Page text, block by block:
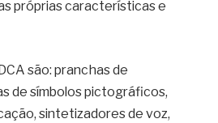
próprias características e
são: pranchas de
de símbolos pictográficos,
sintetizadores de voz,